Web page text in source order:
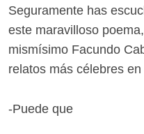
Seguramente has
este maravilloso
mismísimo Facundo
relatos más célebres
-Puede que